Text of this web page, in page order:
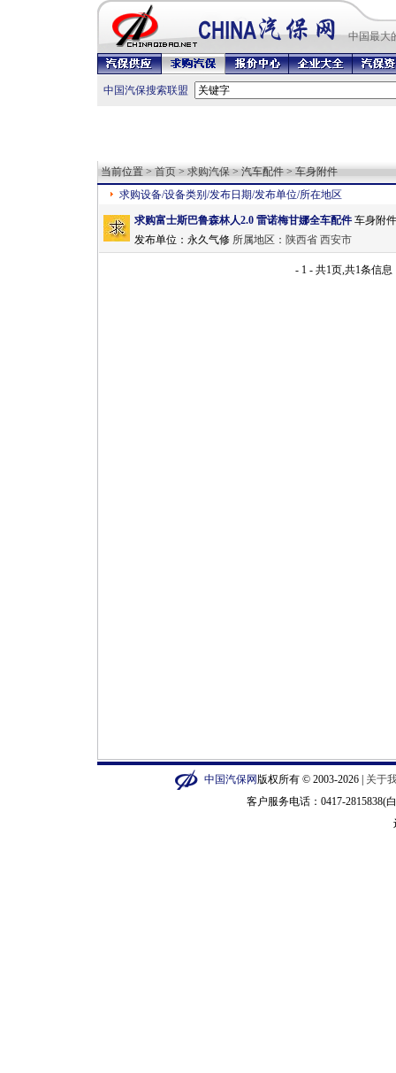
中国最大
中国汽保搜索联盟
当前位置 > 首页 > 求购汽保 > 汽车配件 > 车身附件
求购设备/设备类别/发布日期/发布单位/所在地区
求购富士斯巴鲁森林人2.0 雷诺梅甘娜全车配件 车身附
发布单位： 永久气修 所属地区： 陕西省 西安市
- 1 - 共1页,共1条信息
中国汽保网版权所有 © 2003-2026 | 关于
客户服务电话：0417-